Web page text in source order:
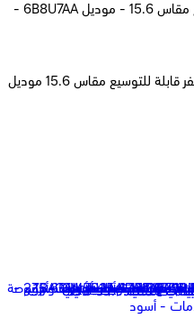
أتش بي حقيبة ظهر للسفر قابلة للتوسيع مقاس 15.6 - موديل 6B8U7AA -
الموديل: أتش بي حقيبة ظهر للسفر قابلة للتوسيع مقاس 15.6 موديل
أتش بي شنطة ظهر للسفر حجم يصل الى 15.6 بوصة موديل